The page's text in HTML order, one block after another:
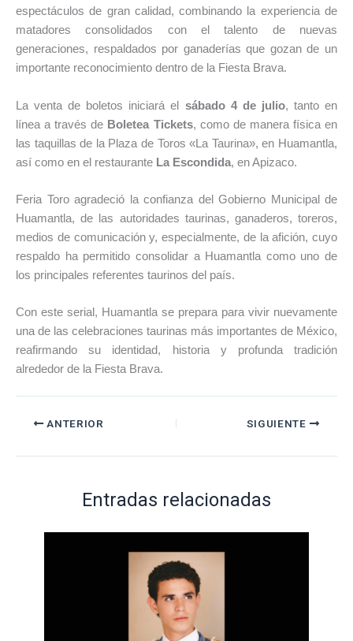
espectáculos de gran calidad, combinando la experiencia de
matadores consolidados con el talento de nuevas
generaciones, respaldados por ganaderías que gozan de un
importante reconocimiento dentro de la Fiesta Brava.
La venta de boletos iniciará el sábado 4 de julio, tanto en
línea a través de Boletea Tickets, como de manera física en
las taquillas de la Plaza de Toros «La Taurina», en Huamantla,
así como en el restaurante La Escondida, en Apizaco.
Feria Toro agradeció la confianza del Gobierno Municipal de
Huamantla, de las autoridades taurinas, ganaderos, toreros,
medios de comunicación y, especialmente, de la afición, cuyo
respaldo ha permitido consolidar a Huamantla como uno de
los principales referentes taurinos del país.
Con este serial, Huamantla se prepara para vivir nuevamente
una de las celebraciones taurinas más importantes de México,
reafirmando su identidad, historia y profunda tradición
alrededor de la Fiesta Brava.
ANTERIOR SIGUIENTE
Entradas relacionadas